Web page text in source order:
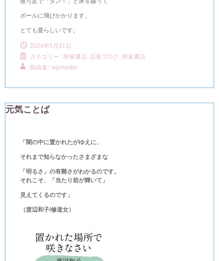
ボールに飛びかかります。
とても愛らしいです。
2024年5月31日
カテゴリー : 附家書店, 店長ブログ 附家書店
投稿者 : wpmaster
元気ことば
「闇の中に置かれたがゆえに、
それまで知らなかったさまざまな
「明るさ」の有難さがわかるのです。
それこそ、「当たり前が輝いて」
見えてくるのです」
（渡辺和子/修道女）